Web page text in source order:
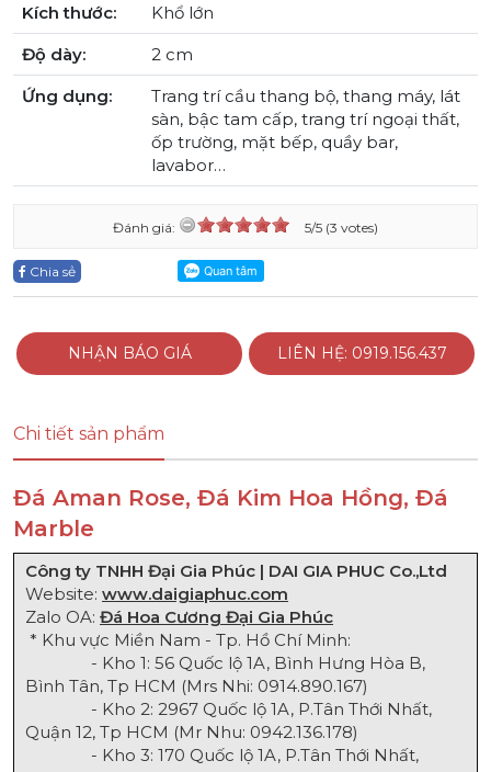
Kích thước:
Khổ lớn
Độ dày:
2 cm
Ứng dụng:
Trang trí cầu thang bộ, thang máy, lát
sàn, bậc tam cấp, trang trí ngoại thất,
ốp trường, mặt bếp, quầy bar,
lavabor…
Đánh giá: 5/5 (3 votes)
Chia sẻ
NHẬN BÁO GIÁ LIÊN HỆ: 0919.156.437
Chi tiết sản phẩm
Đá Aman Rose, Đá Kim Hoa Hồng, Đá
Marble
Công ty TNHH Đại Gia Phúc | DAI GIA PHUC Co.,Ltd
Website: www.daigiaphuc.com
Zalo OA: Đá Hoa Cương Đại Gia Phúc
* Khu vực Miền Nam - Tp. Hồ Chí Minh:
- Kho 1: 56 Quốc lộ 1A, Bình Hưng Hòa B,
Bình Tân, Tp HCM (Mrs Nhi: 0914.890.167)
- Kho 2: 2967 Quốc lộ 1A, P.Tân Thới Nhất,
Quận 12, Tp HCM (Mr Nhu: 0942.136.178)
- Kho 3: 170 Quốc lộ 1A, P.Tân Thới Nhất,